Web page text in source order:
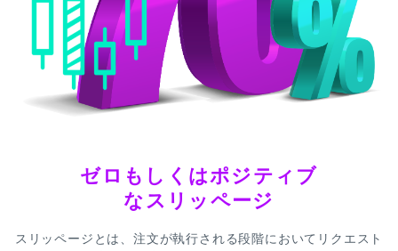
ゼロもしくはポジティブ
なスリッページ
スリッページとは、注文が執行される段階においてリクエスト